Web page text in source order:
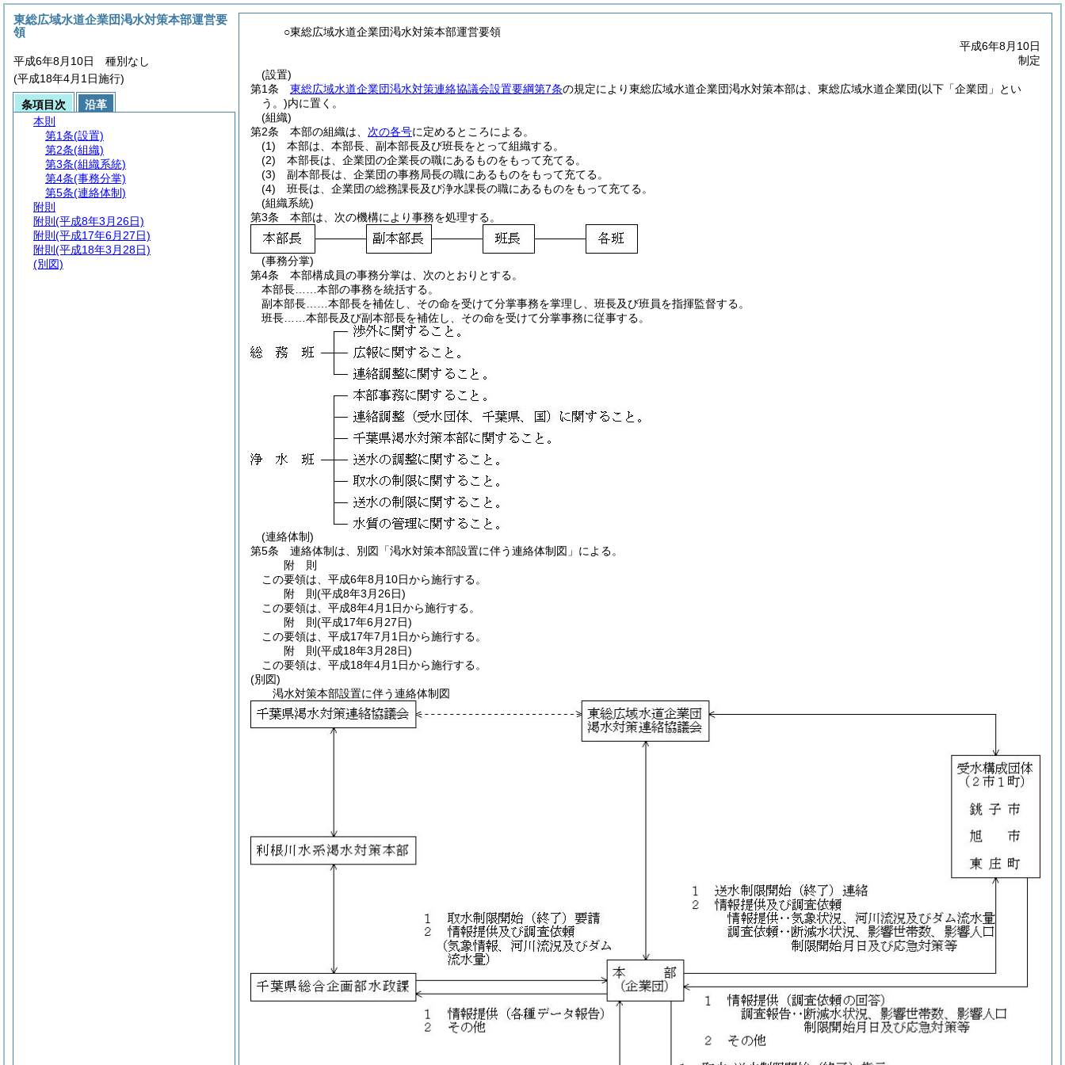
○東総広域水道企業団渇水対策本部運営要領
平成6年8月10日
制定
(設置)
第1条
東総広域水道企業団渇水対策連絡協議会設置要綱第7条の規定により東総広域水道企業団渇水対策本部は、東総広域水道企業団(以下「企業団」とい
う。)内に置く。
(組織)
第2条
本部の組織は、 次の各号に定めるところによる。
(1)
本部は、本部長、副本部長及び班長をとって組織する。
(2)
本部長は、企業団の企業長の職にあるものをもって充てる。
(3)
副本部長は、企業団の事務局長の職にあるものをもって充てる。
(4)
班長は、企業団の総務課長及び浄水課長の職にあるものをもって充てる。
(組織系統)
第3条
本部は、次の機構により事務を処理する。
(事務分掌)
第4条
本部構成員の事務分掌は、次のとおりとする。
本部長……本部の事務を統括する。
副本部長……本部長を補佐し、その命を受けて分掌事務を掌理し、班長及び班員を指揮監督する。
班長……本部長及び副本部長を補佐し、その命を受けて分掌事務に従事する。
(連絡体制)
第5条
連絡体制は、別図「渇水対策本部設置に伴う連絡体制図」による。
附 則
この要領は、平成6年8月10日から施行する。
附 則(平成8年3月26日)
この要領は、平成8年4月1日から施行する。
附 則(平成17年6月27日)
この要領は、平成17年7月1日から施行する。
附 則(平成18年3月28日)
この要領は、平成18年4月1日から施行する。
(別図)
渇水対策本部設置に伴う連絡体制図
東総広域水道企業団渇水対策本部運営要
領
平成6年8月10日 種別なし
(平成18年4月1日施行)
条項目次
沿革
本則
第1条(設置)
第2条(組織)
第3条(組織系統)
第4条(事務分掌)
第5条(連絡体制)
附則
附則 (平成8年3月26日)
附則 (平成17年6月27日)
附則 (平成18年3月28日)
(別図)